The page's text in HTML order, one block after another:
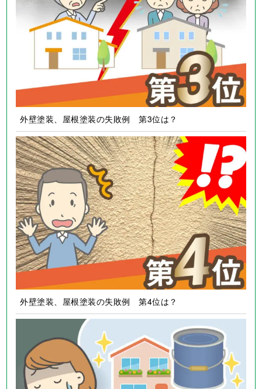
外壁塗装、屋根塗装の失敗例 第2位は？
外壁塗装、屋根塗装の失敗例 第3位は？